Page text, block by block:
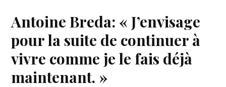
Antoine Breda: « J’envisage
pour la suite de continuer à
vivre comme je le fais déjà
maintenant. »